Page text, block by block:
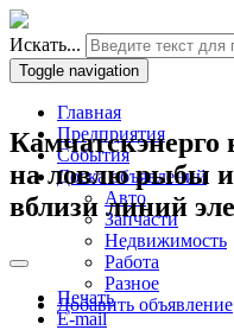
Искать...
Toggle navigation
Главная
Предприятия
События
Доска объявлений
Авто
Запчасти
Недвижимость
Работа
Разное
Добавить объявление
Камчатскэнерго
на ловлю рыбы и
вблизи линий
Печать
E-mail